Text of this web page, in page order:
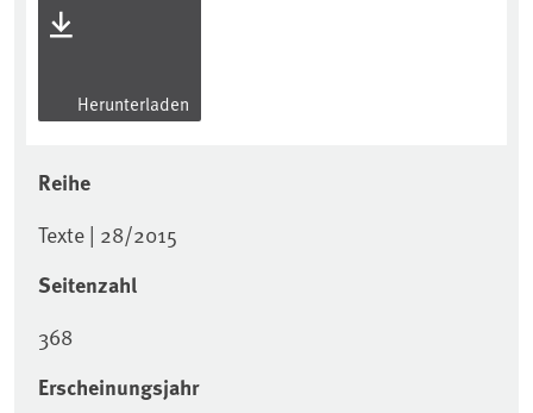
Herunterladen
Reihe
Texte | 28/2015
Seitenzahl
368
Erscheinungsjahr